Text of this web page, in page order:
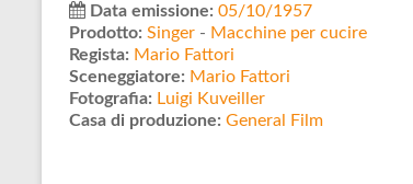
Data emissione: 05/10/1957
Prodotto: Singer - Macchine per cucire
Regista: Mario Fattori
Sceneggiatore: Mario Fattori
Fotografia: Luigi Kuveiller
Casa di produzione: General Film